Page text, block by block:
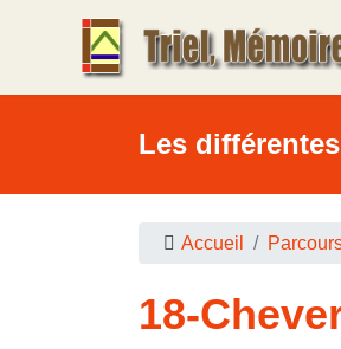
Les
Accueil
18-